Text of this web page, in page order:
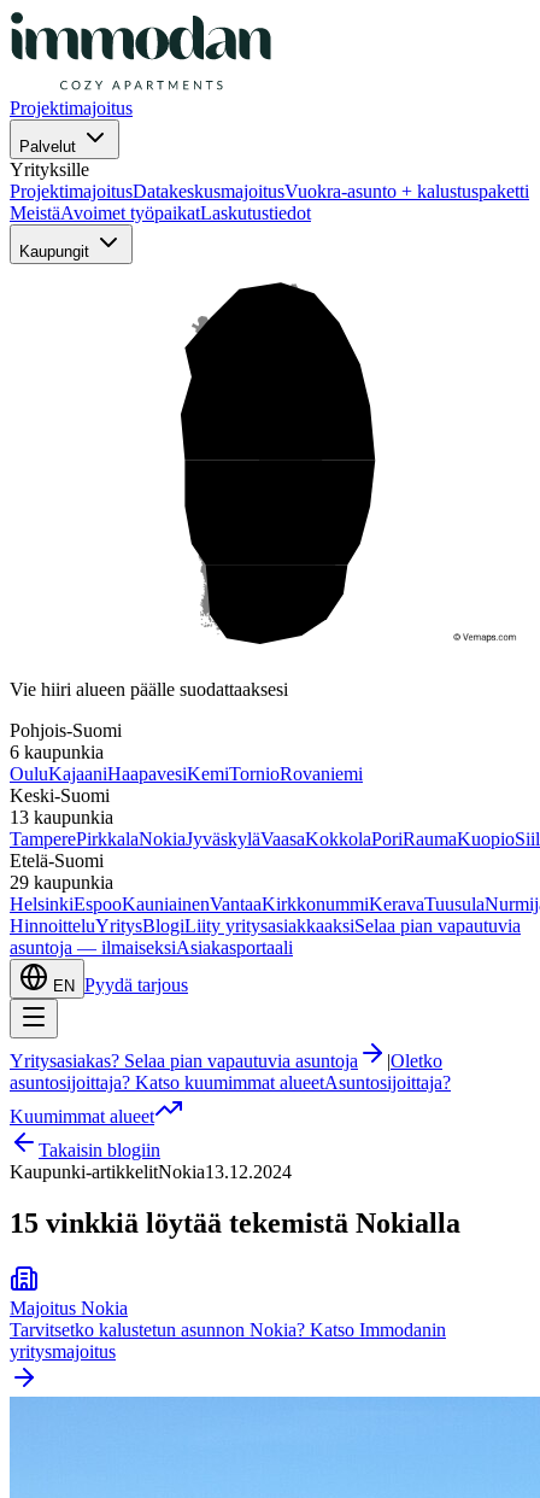
Projektimajoitus
Palvelut
Yrityksille
ProjektimajoitusDatakeskusmajoitusVuokra-asunto + kalustuspaketti
MeistäAvoimet työpaikatLaskutustiedot
Kaupungit
Vie hiiri alueen päälle suodattaaksesi
Pohjois-Suomi
6 kaupunkia
OuluKajaaniHaapavesiKemiTornioRovaniemi
Keski-Suomi
13 kaupunkia
TamperePirkkalaNokiaJyväskyläVaasaKokkolaPoriRaumaKuopio
Etelä-Suomi
29 kaupunkia
HelsinkiEspooKauniainenVantaaKirkkonummiKeravaTuusula
HinnoitteluYritysBlogiLiity yritysasiakkaaksiSelaa pian vapautuvia
asuntoja — ilmaiseksiAsiakasportaali
EN Pyydä tarjous
Yritysasiakas? Selaa pian vapautuvia asuntoja |Oletko
asuntosijoittaja? Katso kuumimmat alueetAsuntosijoittaja?
Kuumimmat alueet
Takaisin blogiin
Kaupunki-artikkelitNokia13.12.2024
15 vinkkiä löytää tekemistä Nokialla
Majoitus Nokia
Tarvitsetko kalustetun asunnon Nokia? Katso Immodanin
yritysmajoitus